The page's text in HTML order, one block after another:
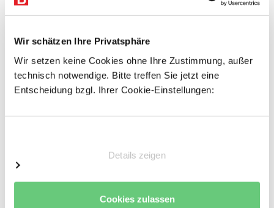
Wir schätzen Ihre Privatsphäre
Wir setzen keine Cookies ohne Ihre Zustimmung, außer
technisch notwendige. Bitte treffen Sie jetzt eine
Entscheidung bzgl. Ihrer Cookie-Einstellungen:
Details zeigen
Cookies zulassen
Oberflächen glanzverzinkt
3-fach gekantet, 40 mm Rohrkante, für
außergewöhnliche Stabilität
Mit Systemlochungen für Zubehör
Einfacher Regalaufbau
Fachbodenträger
Einfache Erweiterbarkeit durch Grund- und